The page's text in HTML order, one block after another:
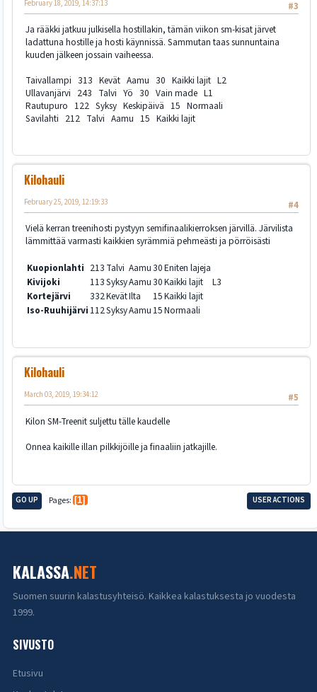
#3
February 18, 2019, 14:37:13
Ja rääkki jatkuu julkisella hostillakin, tämän viikon sm-kisat järvet
ladattuna hostille ja hosti käynnissä. Sammutan taas sunnuntaina
kuuden jälkeen jossain vaiheessa.
Taivallampi 313 Kevät Aamu 30 Kaikki lajit L2
Ullavanjärvi 243 Talvi Yö 30 Vain made L1
Rautupuro 122 Syksy Keskipäivä 15 Normaali
Savilahti 212 Talvi Aamu 15 Kaikki lajit
Kilohauli
#4
February 25, 2019, 12:19:33
Vielä kerran treenihosti pystyyn semifinaalikierroksen järvillä. Järvilista
lämmittää varmasti kaikkien syrämmiä pehmeästi ja pörröisästi
Kuopionlahti 213 Talvi Aamu30Eniten lajeja
Kivijoki
113SyksyAamu30Kaikki lajit
L3
Kortejärvi
332KevätIlta 15Kaikki lajit
Iso-Ruuhijärvi 112SyksyAamu 15Normaali
Kilohauli
#5
March 03, 2019, 19:34:12
Kilon SM-Treenit suljettu tälle kaudelle
Onnea kaikille illan pilkkijöille ja finaaliin jatkajille.
GO UP Pages 1 USER ACTIONS
KALASSA.NET
Suomen suurin kalastusyhteisö. Kaikkea kalastuksesta jo vuodesta
1999.
SIVUSTO
Etusivu